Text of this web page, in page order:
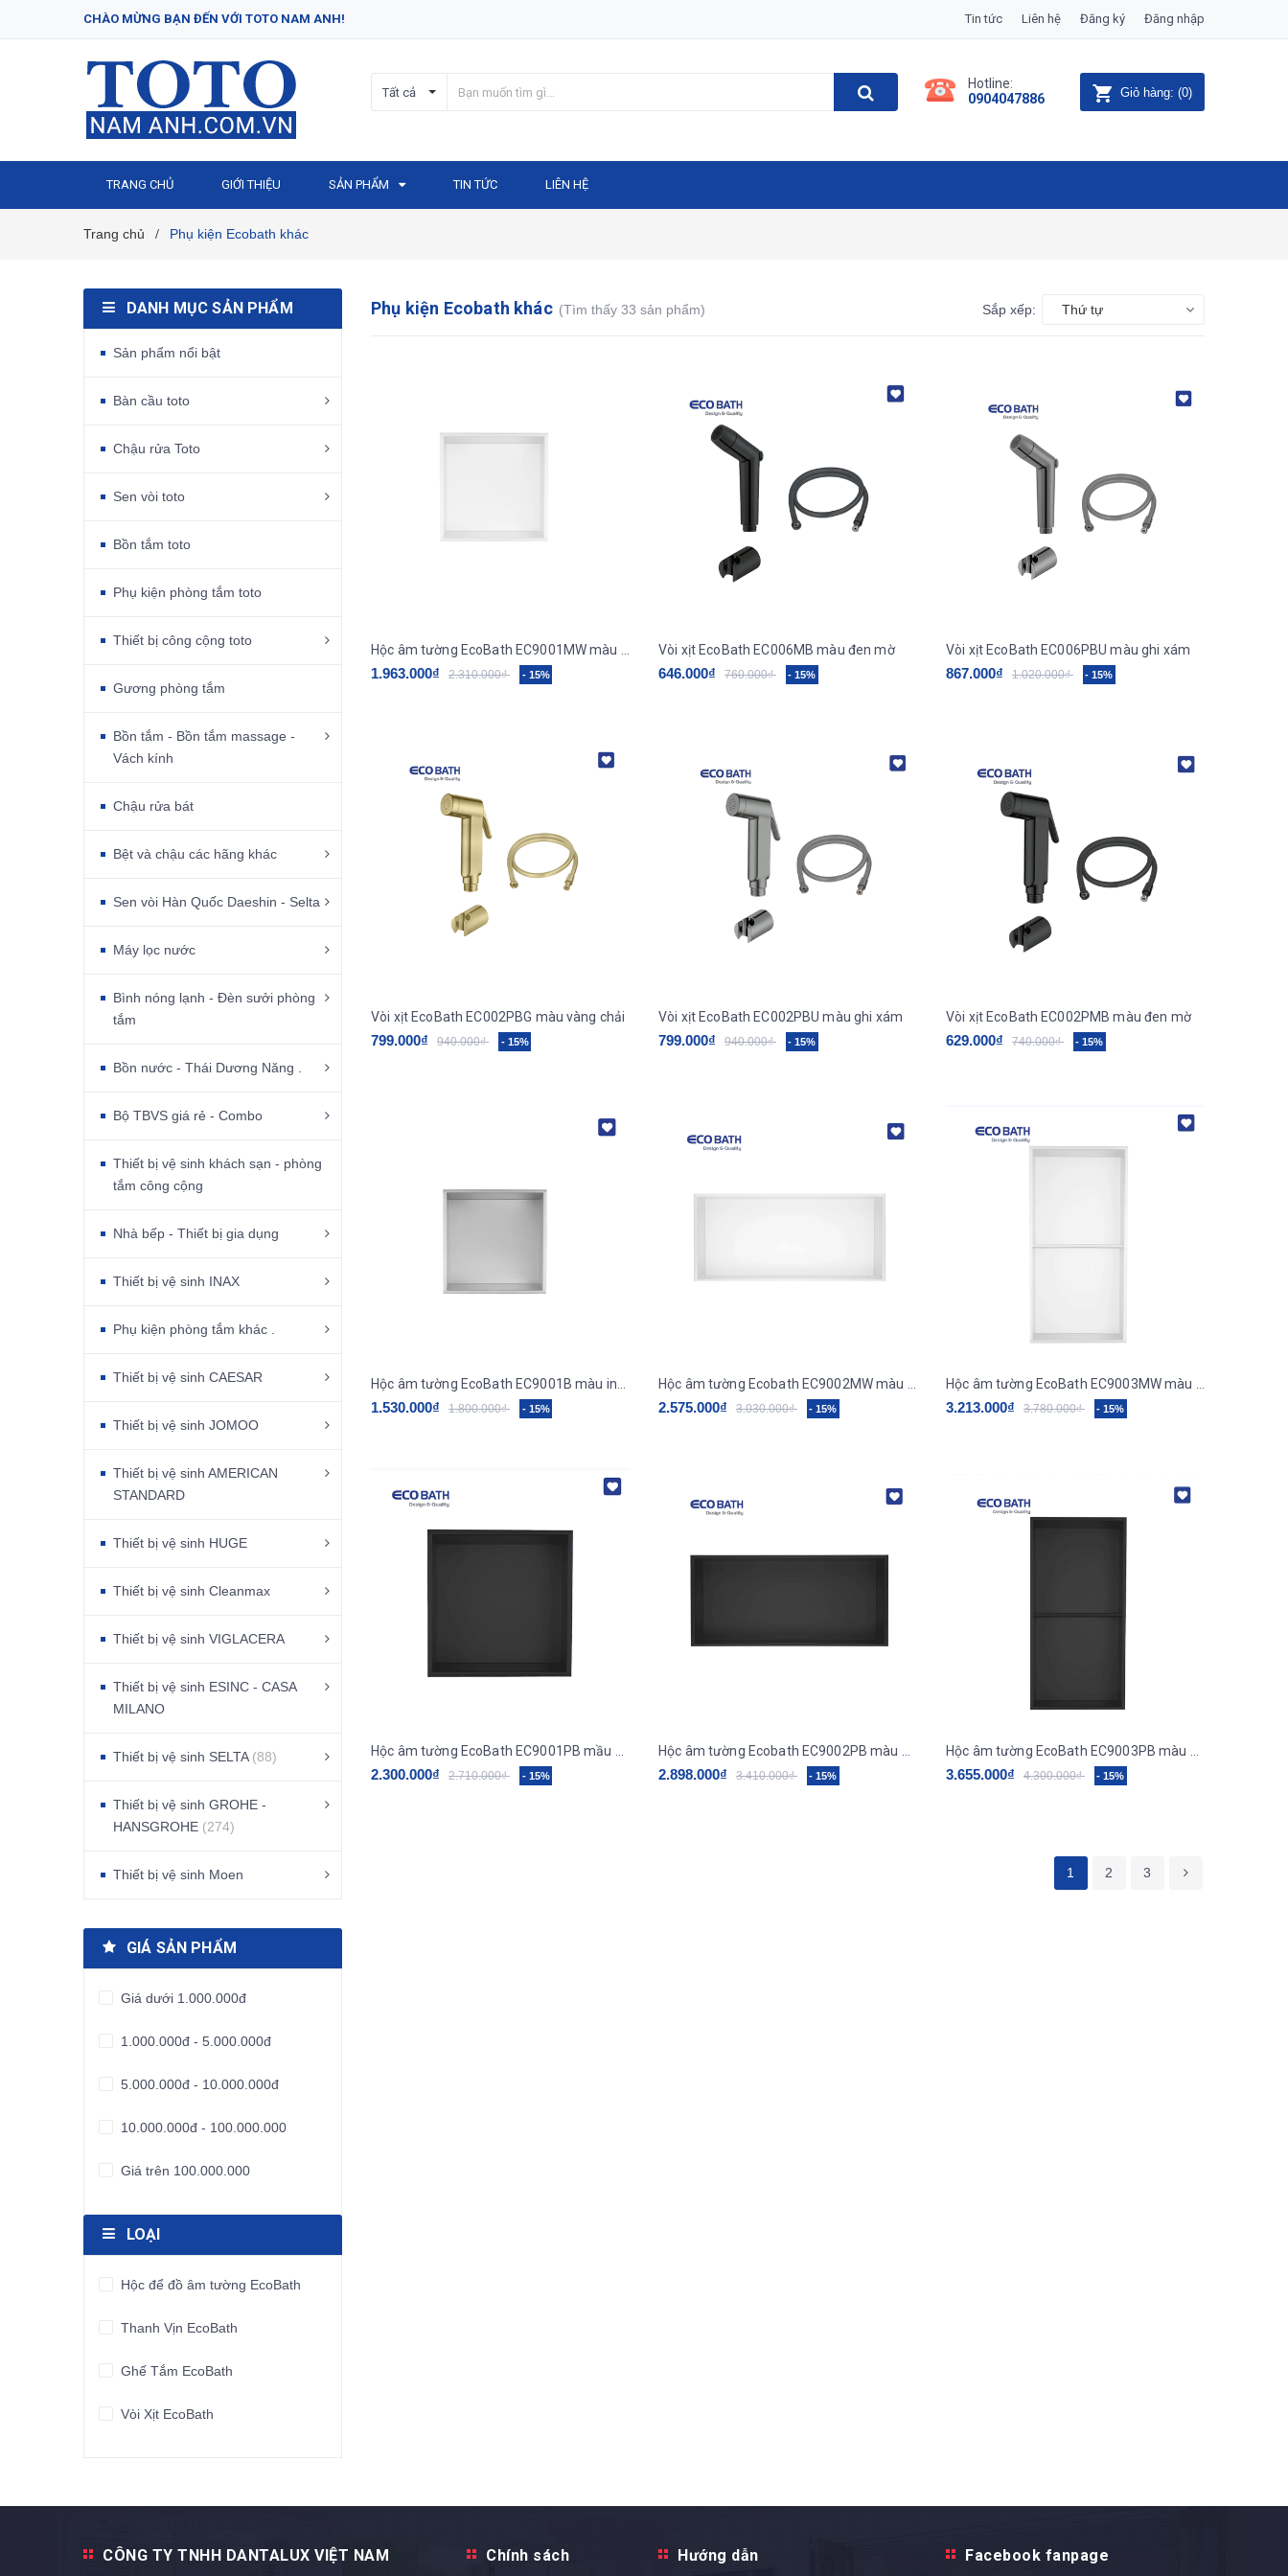
CHÀO MỪNG BẠN ĐẾN VỚI TOTO NAM ANH! Tin tức Liên hệ Đăng ký Đăng nhập
Tất cả
Hotline:
0904047886
Giỏ hàng: (0)
TRANG CHỦ GIỚI THIỆU SẢN PHẨM TIN TỨC LIÊN HỆ
Trang chủ / Phụ kiện Ecobath khác
Phụ kiện Ecobath khác (Tìm thấy 33 sản phẩm) Sắp xếp: Thứ tự
1.963.000₫ 2.310.000₫ - 15%
Vòi xịt EcoBath EC006MB màu đen mờ
646.000₫ 760.000₫ - 15%
Vòi xịt EcoBath EC006PBU màu ghi xám
867.000₫ 1.020.000₫ - 15%
Vòi xịt EcoBath EC002PBG màu vàng chải
799.000₫ 940.000₫ - 15%
Vòi xịt EcoBath EC002PBU màu ghi xám
799.000₫ 940.000₫ - 15%
Vòi xịt EcoBath EC002PMB màu đen mờ
629.000₫ 740.000₫ - 15%
1.530.000₫ 1.800.000₫ - 15% 2.575.000₫ 3.030.000₫ - 15% 3.213.000₫ 3.780.000₫ - 15%
2.300.000₫ 2.710.000₫ - 15% 2.898.000₫ 3.410.000₫ - 15% 3.655.000₫ 4.300.000₫ - 15%
1 2 3
DANH MỤC SẢN PHẨM
Sản phẩm nổi bật
Bàn cầu toto
Chậu rửa Toto
Sen vòi toto
Bồn tắm toto
Phụ kiện phòng tắm toto
Thiết bị công cộng toto
Gương phòng tắm
Bồn tắm - Bồn tắm massage -
Vách kính
Chậu rửa bát
Bệt và chậu các hãng khác
Sen vòi Hàn Quốc Daeshin - Selta
Máy lọc nước
Bình nóng lạnh - Đèn sưởi phòng
tắm
Bồn nước - Thái Dương Năng .
Bộ TBVS giá rẻ - Combo
Thiết bị vệ sinh khách sạn - phòng
tắm công cộng
Nhà bếp - Thiết bị gia dụng
Thiết bị vệ sinh INAX
Phụ kiện phòng tắm khác .
Thiết bị vệ sinh CAESAR
Thiết bị vệ sinh JOMOO
Thiết bị vệ sinh AMERICAN
STANDARD
Thiết bị vệ sinh HUGE
Thiết bị vệ sinh Cleanmax
Thiết bị vệ sinh VIGLACERA
Thiết bị vệ sinh ESINC - CASA
MILANO
Thiết bị vệ sinh SELTA (88)
Thiết bị vệ sinh GROHE -
HANSGROHE (274)
Thiết bị vệ sinh Moen
GIÁ SẢN PHẨM
Giá dưới 1.000.000đ
1.000.000đ - 5.000.000đ
5.000.000đ - 10.000.000đ
10.000.000đ - 100.000.000
Giá trên 100.000.000
LOẠI
Hộc để đồ âm tường EcoBath
Thanh Vịn EcoBath
Ghế Tắm EcoBath
Vòi Xịt EcoBath
CÔNG TY TNHH DANTALUX VIỆT NAM Chính sách Hướng dẫn Facebook fanpage